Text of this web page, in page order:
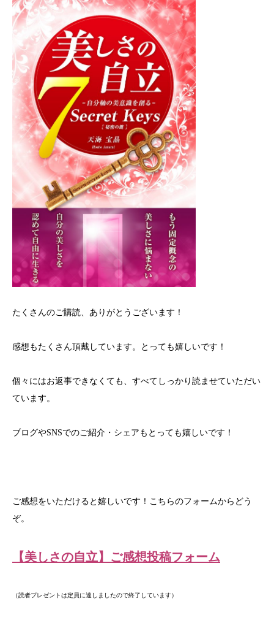
たくさんのご購読、ありがとうございます！
感想もたくさん頂戴しています。とっても嬉しいです！
個々にはお返事できなくても、すべてしっかり読ませていただい
ています。
ブログやSNSでのご紹介・シェアもとっても嬉しいです！
ご感想をいただけると嬉しいです！こちらのフォームからどう
ぞ。
【美しさの自立】ご感想投稿フォーム
（読者プレゼントは定員に達しましたので終了しています）